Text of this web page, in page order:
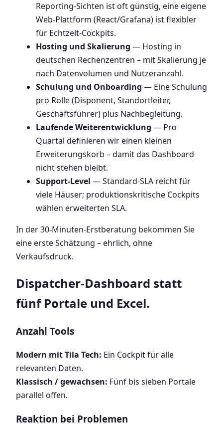
Reporting-Sichten ist oft günstig, eine eigene
Web-Plattform (React/Grafana) ist flexibler
für Echtzeit-Cockpits.
Hosting und Skalierung — Hosting in
deutschen Rechenzentren – mit Skalierung je
nach Datenvolumen und Nutzeranzahl.
Schulung und Onboarding — Eine Schulung
pro Rolle (Disponent, Standortleiter,
Geschäftsführer) plus Nachbegleitung.
Laufende Weiterentwicklung — Pro
Quartal definieren wir einen kleinen
Erweiterungskorb – damit das Dashboard
nicht stehen bleibt.
Support-Level — Standard-SLA reicht für
viele Häuser; produktionskritische Cockpits
wählen erweiterten SLA.
In der 30-Minuten-Erstberatung bekommen Sie
eine erste Schätzung – ehrlich, ohne
Verkaufsdruck.
Dispatcher-Dashboard statt
fünf Portale und Excel.
Anzahl Tools
Modern mit Tila Tech: Ein Cockpit für alle
relevanten Daten.
Klassisch / gewachsen: Fünf bis sieben Portale
parallel offen.
Reaktion bei Problemen